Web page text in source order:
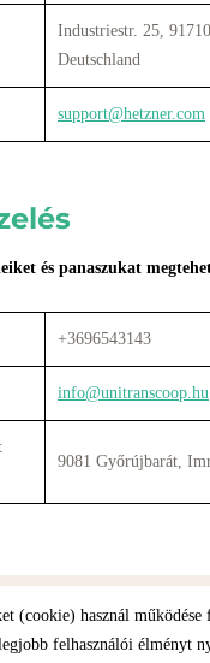
Industriestr. 25,
Deutschland
support@hetzner.com
és panaszukat
+3696543143
info@unitranscoop.hu
9081 Győrújbarát,
Adatkezelési tájékoztató
(cookie) használ működése
felhasználói élményt